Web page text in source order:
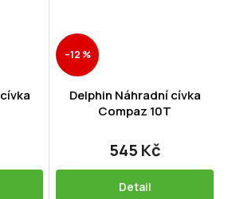
–12 %
Delphin Náhradní cívka
Compaz 10T
545 Kč
Detail